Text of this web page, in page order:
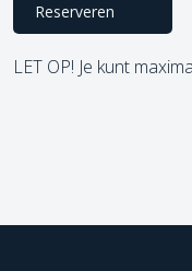
Reserveren
LET OP! Je kunt